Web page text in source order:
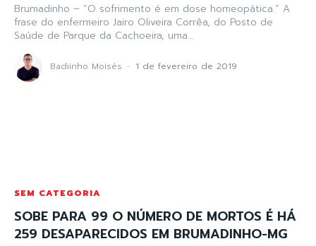
Brumadinho – “O sofrimento é em dose homeopática.” A
frase do enfermeiro Jairo Oliveira Corrêa, do Posto de
Saúde de Parque da Cachoeira, uma...
Badiinho Moisés - 1 de fevereiro de 2019
SEM CATEGORIA
SOBE PARA 99 O NÚMERO DE MORTOS É HÁ
259 DESAPARECIDOS EM BRUMADINHO-MG